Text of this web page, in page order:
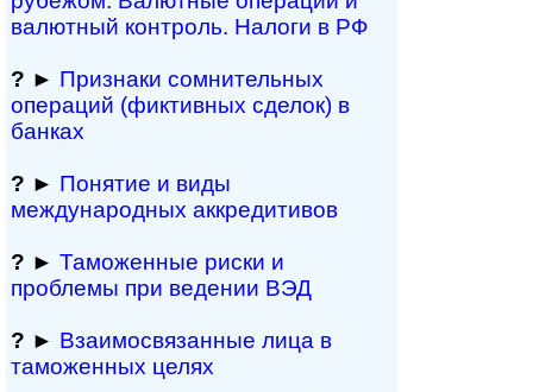
валютный контроль. Налоги в РФ
? ► Признаки сомнитель­ных
операций (фиктивных сделок) в
банках
? ► Понятие и виды
международных аккредитивов
? ► Таможенные риски и
проблемы при ведении ВЭД
? ► Взаимосвязанные лица в
таможенных целях